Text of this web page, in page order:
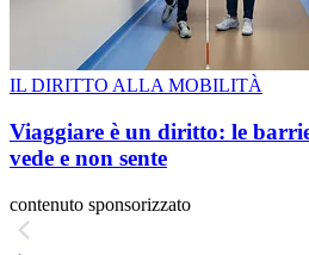
IL DIRITTO ALLA MOBILITÀ
Viaggiare è un diritto: le
vede e non sente
contenuto sponsorizzato